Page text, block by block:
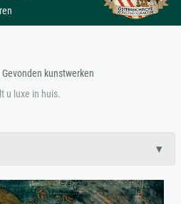
Gevonden kunstwerken
u luxe in huis.